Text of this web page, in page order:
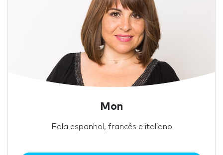
Mon
Fala espanhol, francês e italiano